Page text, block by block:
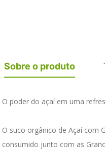
Sobre o produto
O poder do açaí em uma
O suco orgânico de Açaí com
consumido junto com as